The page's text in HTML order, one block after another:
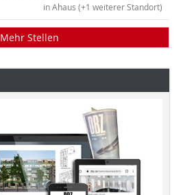
in Ahaus (+1 weiterer Standort)
Mehr Stellen